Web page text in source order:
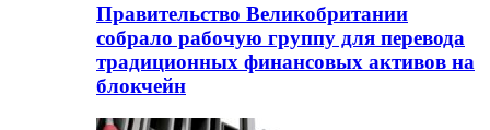
Правительство Великобритании
собрало рабочую группу для перевода
традиционных финансовых активов на
блокчейн